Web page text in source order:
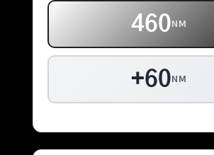
460 NM
+60 NM